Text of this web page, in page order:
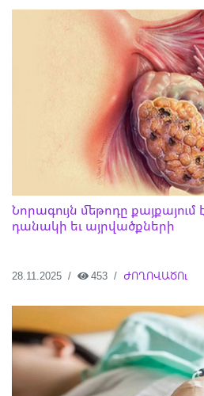
Նորագույն մեթոդը քայքայում
դանակի եւ այրվածքների
28.11.2025 453 ԺՈՂՈՎԱԾՈւ